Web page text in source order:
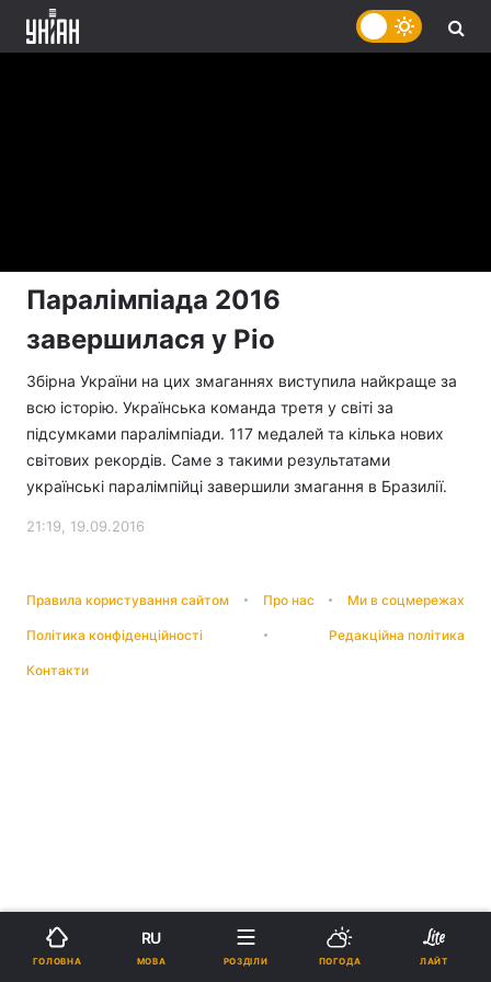
Паралімпіада 2016
завершилася у Ріо
Збірна України на цих змаганнях виступила найкраще за
всю історію. Українська команда третя у світі за
підсумками паралімпіади. 117 медалей та кілька нових
світових рекордів. Саме з такими результатами
українські паралімпійці завершили змагання в Бразилії.
21:19, 19.09.2016
Правила користування сайтом Про нас Ми в соцмережах
Політика конфіденційності Редакційна політика
Контакти
ГОЛОВНА
RU
МОВА РОЗДІЛИ ПОГОДА ЛАЙТ